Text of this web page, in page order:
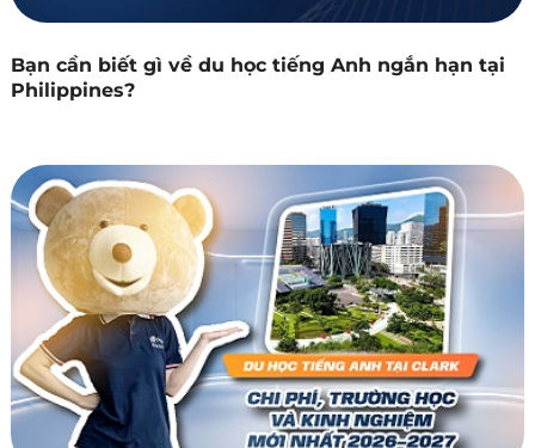
Bạn cần biết gì về du học tiếng Anh ngắn hạn tại
Philippines?